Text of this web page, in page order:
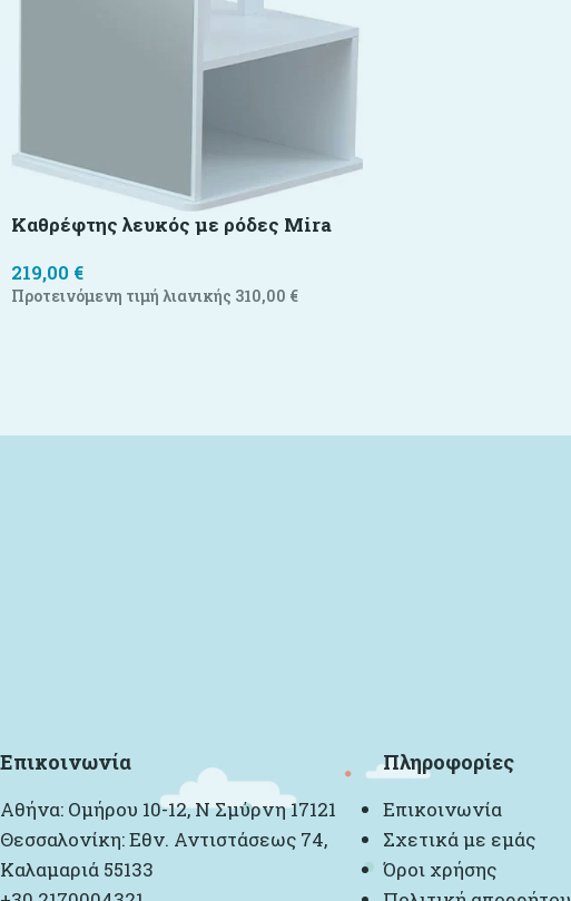
Καθρέφτης λευκός με ρόδες Mira
219,00 €
Προτεινόμενη τιμή λιανικής 310,00 €
Επικοινωνία
Αθήνα: Ομήρου 10-12, Ν Σμύρνη 17121
Θεσσαλονίκη: Εθν. Αντιστάσεως 74,
Καλαμαριά 55133
Πληροφορίες
Επικοινωνία
Σχετικά με εμάς
Όροι χρήσης